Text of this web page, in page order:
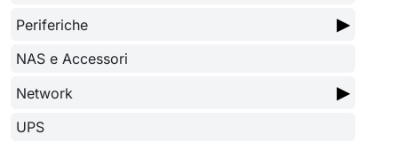
Periferiche ▶
NAS e Accessori
Network
▶
UPS